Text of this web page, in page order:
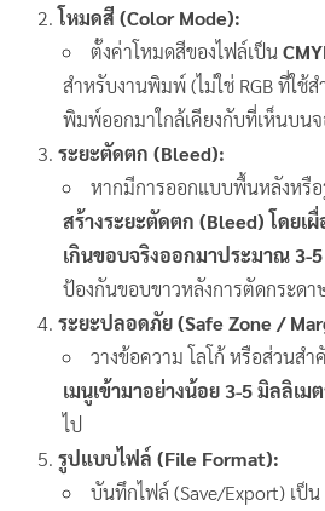
โหมดสี (Color Mode):
ตั้งค่าโหมดสีของไฟล์เป็น
สำหรับงานพิมพ์ (ไม่ใช่ RGB ที่ใช้
พิมพ์ออกมาใกล้เคียงกับที่เห็นบน
ระยะตัดตก (Bleed):
หากมีการออกแบบพื้นหลังหรื
สร้างระยะตัดตก (Bleed) โดย
เกินขอบจริงออกมาประมาณ 3-
ป้องกันขอบขาวหลังการตัดกระดา
ระยะปลอดภัย (Safe Zone /
วางข้อความ โลโก้ หรือส่วนส
เมนูเข้ามาอย่างน้อย 3-5 มิลลิเม
ไป
รูปแบบไฟล์ (File Format):
บันทึกไฟล์ (Save/Export) เป็น